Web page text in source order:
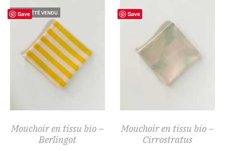
Save
TOUT A ÉTÉ VENDU
Mouchoir en tissu bio –
Berlingot
Save
Mouchoir en tissu bio –
Cirrostratus